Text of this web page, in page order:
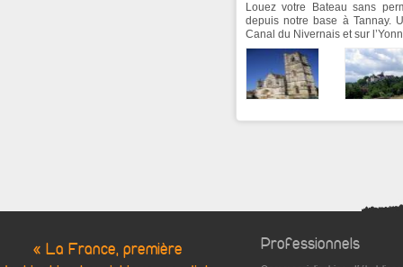
Louez votre Bateau sans
depuis notre base à Tannay.
Canal du Nivernais et sur
« La France, première
Professionnels